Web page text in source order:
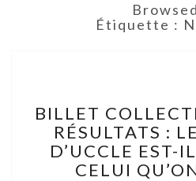
Étiquette :
9_
BILLET
RÉSULTATS :
D’UCCLE EST-
CELUI